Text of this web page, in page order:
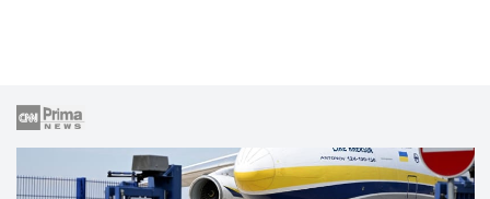
Speciál: Cuketa
Těhotnej kuchař